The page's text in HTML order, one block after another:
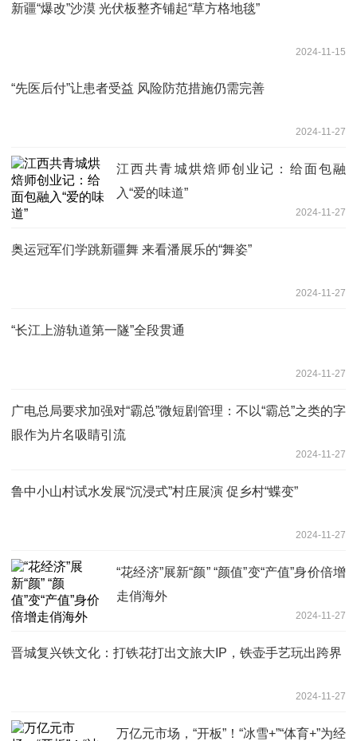
新疆“爆改”沙漠 光伏板整齐铺起“草方格地毯”
2024-11-15
“先医后付”让患者受益 风险防范措施仍需完善
2024-11-27
江西共青城烘焙师创业记：给面包融
入“爱的味道”
2024-11-27
奥运冠军们学跳新疆舞 来看潘展乐的“舞姿”
2024-11-27
“长江上游轨道第一隧”全段贯通
2024-11-27
广电总局要求加强对“霸总”微短剧管理：不以“霸总”之类的字
眼作为片名吸睛引流
2024-11-27
鲁中小山村试水发展“沉浸式”村庄展演 促乡村“蝶变”
2024-11-27
“花经济”展新“颜” “颜值”变“产值”身价倍增
走俏海外
2024-11-27
晋城复兴铁文化：打铁花打出文旅大IP，铁壶手艺玩出跨界
2024-11-27
万亿元市场，“开板”！“冰雪+”“体育+”为经